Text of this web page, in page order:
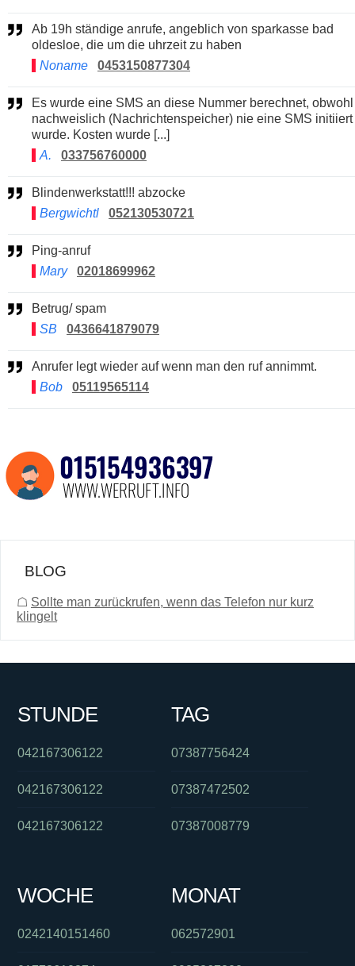
Ab 19h ständige anrufe, angeblich von sparkasse bad
oldesloe, die um die uhrzeit zu haben
Noname
0453150877304
Es wurde eine SMS an diese Nummer berechnet, obwohl
nachweislich (Nachrichtenspeicher) nie eine SMS initiiert
wurde. Kosten wurde [...]
A.
033756760000
Blindenwerkstatt!!! abzocke
Bergwichtl
052130530721
Ping-anruf
Mary
02018699962
Betrug/ spam
SB
0436641879079
Anrufer legt wieder auf wenn man den ruf annimmt.
Bob
05119565114
BLOG
☖ Sollte man zurückrufen, wenn das Telefon nur kurz
klingelt
STUNDE
042167306122
042167306122
042167306122
TAG
07387756424
07387472502
07387008779
WOCHE
0242140151460
MONAT
062572901